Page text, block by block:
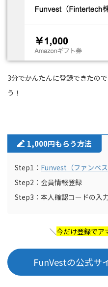
3分でかんたんに登録できたの
う！
1,000円もらう方法
Step1： Funvest（ファンベス
Step2：会員情報登録
Step3：本人確認コードの入
＼今だけ登録でア
FunVestの公式サ